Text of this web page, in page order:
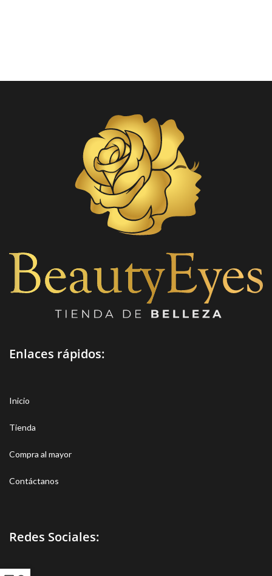
Enlaces rápidos:
Inicio
Tienda
Compra al mayor
Contáctanos
Redes Sociales: